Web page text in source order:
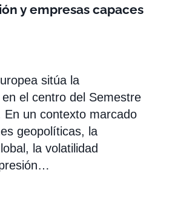
y empresas capaces
sitúa la
el centro del Semestre
En un contexto marcado
geopolíticas, la
la volatilidad